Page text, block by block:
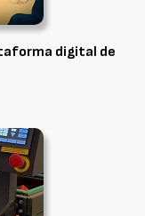
digital de